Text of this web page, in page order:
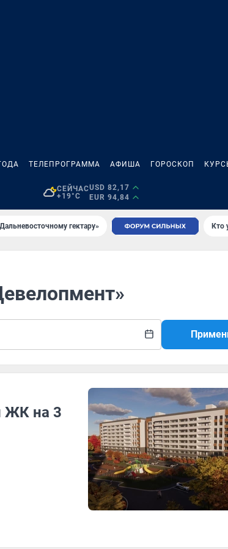
ТЕЛЕПРОГРАММА АФИША ГОРОСКОП
СЕЙЧАС
+19°C
USD 82,17
EUR 94,84
гектару» Кто
ЖК на 3